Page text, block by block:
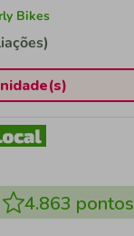
Bikes
4.863 pontos